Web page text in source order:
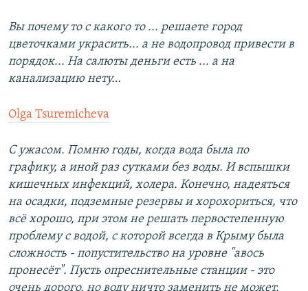
Вы почему то с какого то ... решаете город
цветочками украсить... а не водопровод привести в
порядок... На салюты деньги есть ... а на
канализацию нету…
Olga Tsuremicheva
С ужасом. Помню годы, когда вода была по
графику, а иной раз сутками без воды. И вспышки
кишечных инфекций, холера. Конечно, надеяться
на осадки, подземные резервы и хорохориться, что
всё хорошо, при этом не решать первостепенную
проблему с водой, с которой всегда в Крыму была
сложность - попустительство на уровне "авось
пронесёт". Пусть опреснительные станции - это
очень дорого, но воду ничто заменить не может.